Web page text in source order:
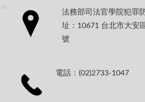
:::
法務部司法官學院犯罪
址：10671 台北市大安
號
電話：(02)2733-1047